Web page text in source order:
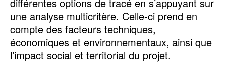
différentes options de tracé en s’appuyant sur
une analyse multicritère. Celle-ci prend en
compte des facteurs techniques,
économiques et environnementaux, ainsi que
l’impact social et territorial du projet.